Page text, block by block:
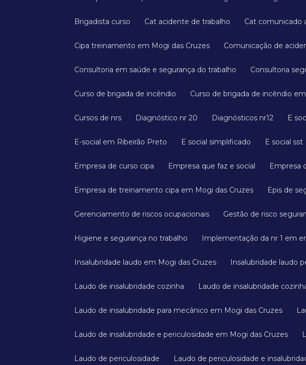
Brigadista curso Cat acidente de trabalho Cat
Cipa treinamento em Mogi das Cruzes Comunicação de
Consultoria em saúde e segurança do trabalho Consultoria
Curso de brigada de incêndio Curso de brigada de incêndio
Cursos de nrs Diagnóstico nr 20 Diagnósticos nr12 E
E-social em Ribeirão Preto E social simplificado E social sst
Empresa de curso cipa Empresa que faz e social
Empresa de treinamento cipa em Mogi das Cruzes Epis de
Gerenciamento de riscos ocupacionais Gestão de risco
Higiene e segurança no trabalho Implementação da nr 1 em
Insalubridade laudo em Mogi das Cruzes Insalubridade laudo
Laudo de insalubridade cozinha Laudo de insalubridade
Laudo de insalubridade para mecânico em Mogi das Cruzes
Laudo de insalubridade e periculosidade em Mogi das Cruzes
Laudo de periculosidade Laudo de periculosidade e